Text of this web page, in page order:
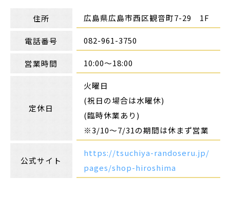
住所 広島県広島市西区観音町7-29 1F
電話番号 082-961-3750
営業時間 10:00～18:00
定休日
火曜日
(祝日の場合は水曜休)
(臨時休業あり)
※3/10～7/31の期間は休まず営業
公式サイト
https://tsuchiya-randoseru.jp/
pages/shop-hiroshima